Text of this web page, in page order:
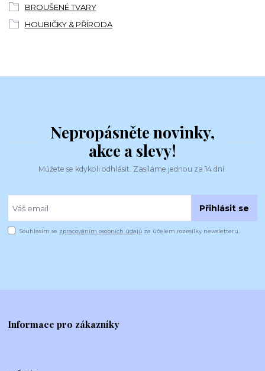
BROUŠENÉ TVARY
HOUBIČKY & PŘÍRODA
Nepropásněte novinky,
akce a slevy!
Můžete se kdykoli odhlásit. Zasíláme jednou za 14 dní.
Přihlásit se
Souhlasím se zpracováním osobních údajů za účelem rozesílky newsletteru.
Informace pro zákazníky